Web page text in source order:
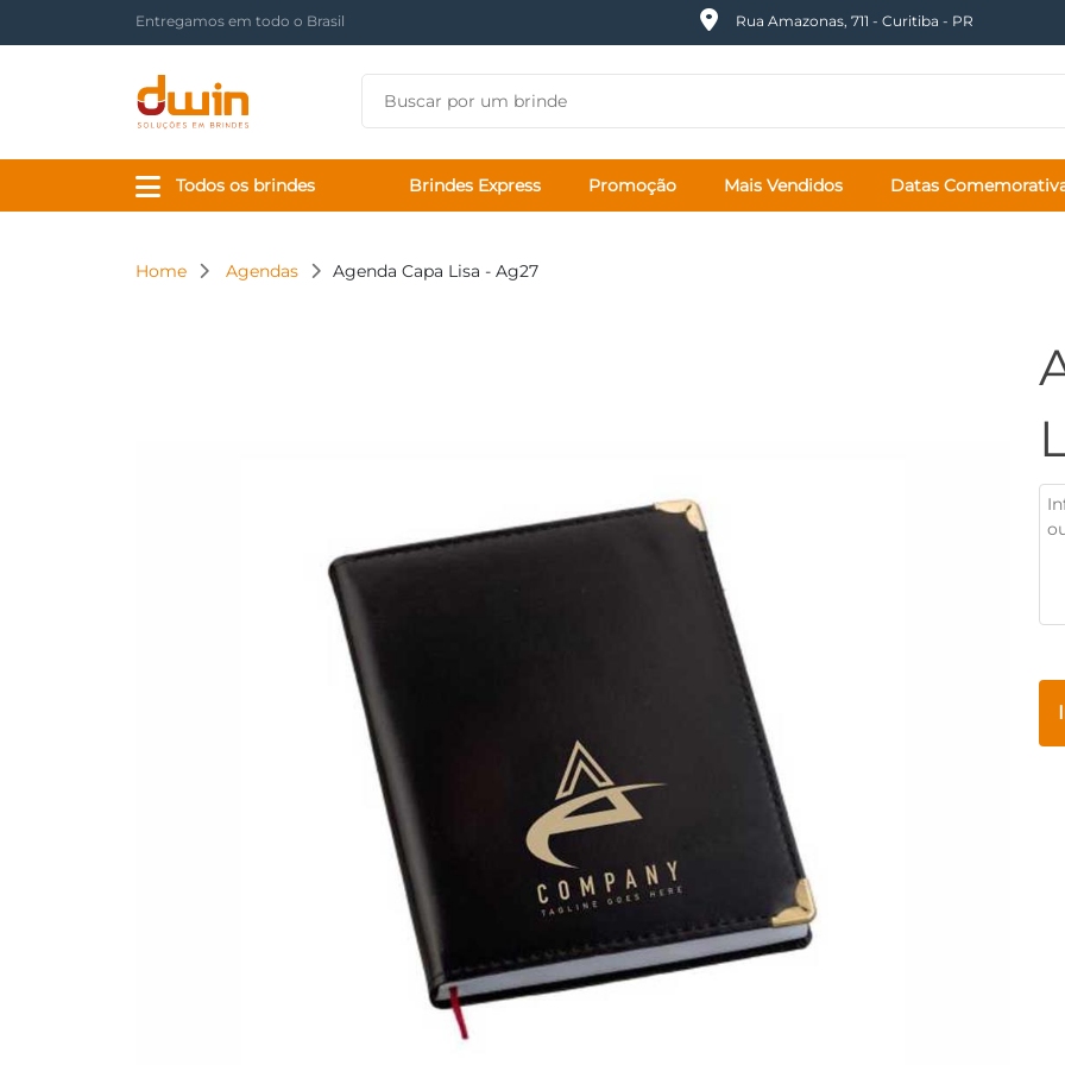
Há mais de 17 anos tornando sua marca presente Rua Amazonas, 711 - Curitiba - PR
Todos os brindes Brindes Express Promoção Mais Vendidos Datas
Home Agendas Agenda Capa Lisa - Ag27